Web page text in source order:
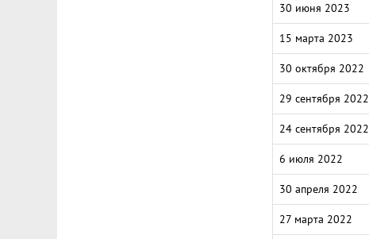
30 июня 2023
15 марта 2023
30 октября 2022
29 сентября 2022
24 сентября 2022
6 июля 2022
30 апреля 2022
27 марта 2022